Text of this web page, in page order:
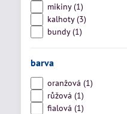
mikiny (1)
kalhoty (3)
bundy (1)
barva
oranžová (1)
růžová (1)
fialová (1)